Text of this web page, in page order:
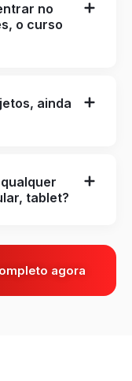
no
o curso
ainda
tablet?
agora